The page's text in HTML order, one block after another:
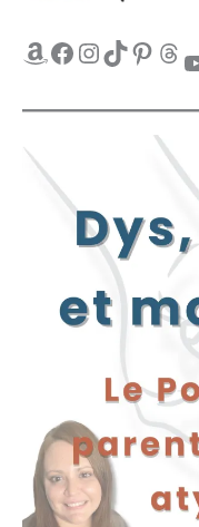
Amazon Facebook InstagramTikTok Pinterest Threads YouTube